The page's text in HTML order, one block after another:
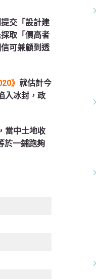
交「設計建
取「價高者
可兼顧到透
》 就估計今
入冰封，政
當中土地收
於一鋪跑夠